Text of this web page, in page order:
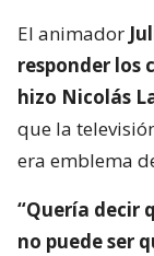
El animador
responder los
hizo Nicolás
que la
era emblema
“Quería decir
no puede ser